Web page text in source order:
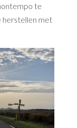
te
herstellen met